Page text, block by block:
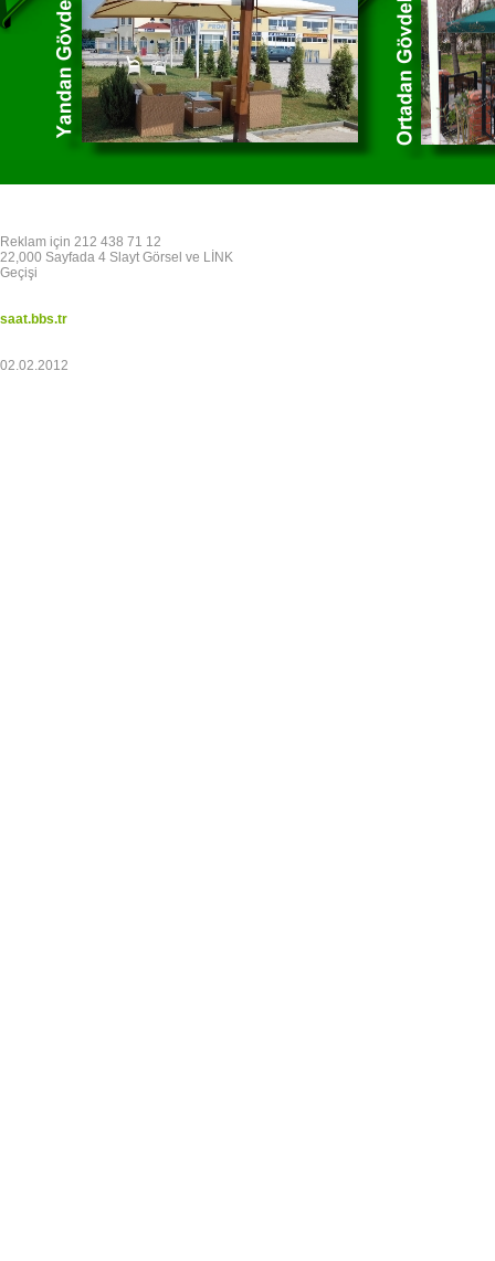
Reklam için 212 438 71 12
22,000 Sayfada 4 Slayt Görsel ve LİNK
Geçişi
saat.bbs.tr
02.02.2012